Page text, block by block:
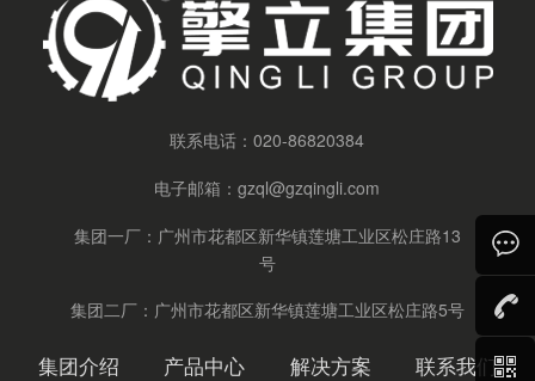
联系电话：020-86820384
电子邮箱：gzql@gzqingli.com
集团一厂：广州市花都区新华镇莲塘工业区松庄路13
号
集团二厂：广州市花都区新华镇莲塘工业区松庄路5号
集团介绍 产品中心 解决方案 联系我们